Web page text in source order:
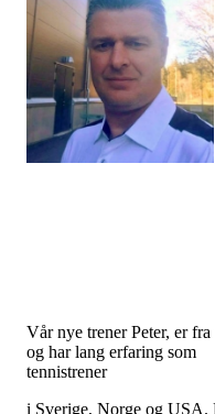
Vår nye trener Peter, er fra
og har lang erfaring som
tennistrener
i Sverige, Norge og USA.